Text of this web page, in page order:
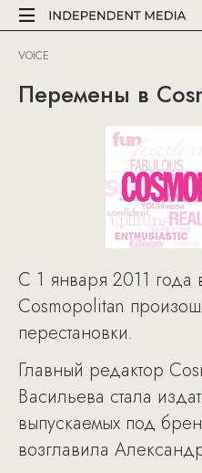
VOICE
Перемены в
С 1 января 2011 года
Cosmopolitan
перестановки.
Главный редактор
Васильева стала
выпускаемых под
возглавила